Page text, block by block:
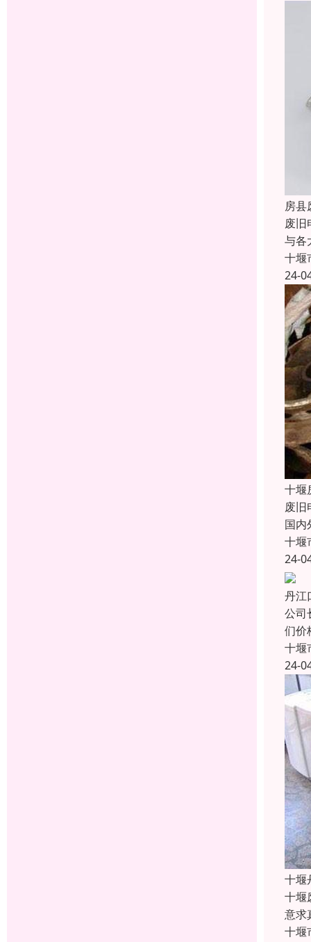
房县
废旧
与各
十堰
24-
十堰
废旧
国内
十堰
24-
丹江
公司
们价
十堰
24-
十堰
十堰
意求
十堰